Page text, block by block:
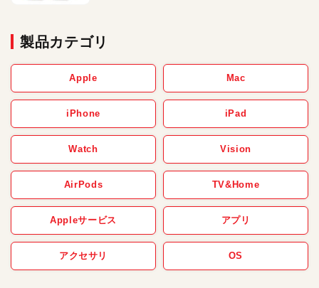
製品カテゴリ
Apple Mac
iPhone iPad
Watch Vision
AirPods TV&Home
Appleサービス アプリ
アクセサリ OS